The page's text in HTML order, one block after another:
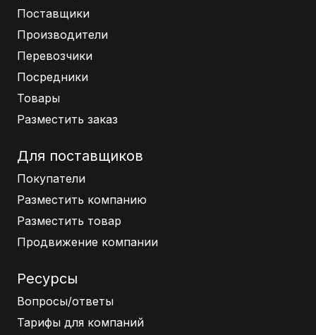
Поставщики
Производители
Перевозчики
Посредники
Товары
Разместить заказ
Для поставщиков
Покупатели
Разместить компанию
Разместить товар
Продвижение компании
Ресурсы
Вопросы/ответы
Тарифы для компаний